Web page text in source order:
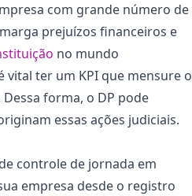
com grande número de
prejuízos financeiros e
no mundo
vital ter um KPI que mensure o
forma, o DP pode
essas ações judiciais.
controle de jornada em
empresa desde o registro